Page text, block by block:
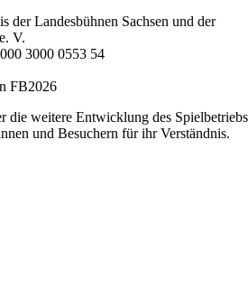
der Landesbühnen Sachsen und der
V.
3000 0553 54
FB2026
die weitere Entwicklung des Spielbetriebs
und Besuchern für ihr Verständnis.